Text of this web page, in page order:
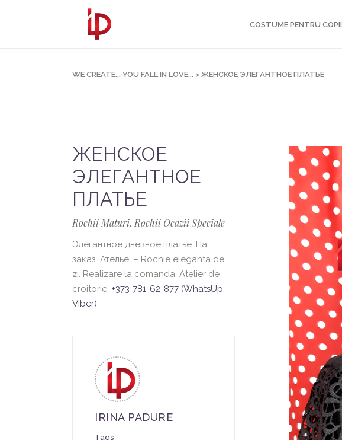
COSTUME PENTRU COPII
WE CREATE... YOU FALL IN LOVE... > ЖЕНСКОЕ ЭЛЕГАНТНОЕ ПЛАТЬЕ
ЖЕНСКОЕ
ЭЛЕГАНТНОЕ
ПЛАТЬЕ
Rochii Maturi, Rochii Ocazii Speciale
Элегантное дневное платье. На
заказ. Ателье. – Rochie eleganta de
zi. Realizare la comanda. Atelier de
croitorie. +373-781-62-877 (WhatsUp,
Viber)
IRINA PADURE
Tags